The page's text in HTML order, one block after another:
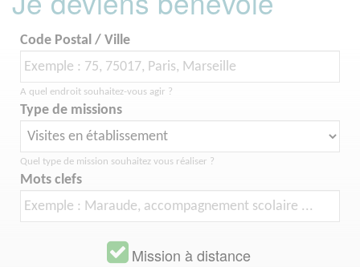
Code Postal / Ville
A quel endroit souhaitez-vous agir ?
Type de missions
Quel type de mission souhaitez vous réaliser ?
Mots clefs
Mission à distance